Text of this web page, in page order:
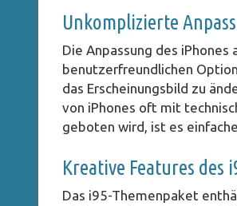
Unkomplizierte
Die Anpassung des
benutzerfreundlichen
das Erscheinungsbild zu
von iPhones oft mit
geboten wird, ist es
Kreative Features des
Das i95-Themenpaket